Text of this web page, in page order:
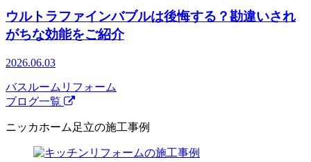
ウルトラファインバブルは後悔する？勘違いされ
がちな効能をご紹介
2026.06.03
バスルームリフォーム
ブログ一覧
ニッカホーム足立の施工事例